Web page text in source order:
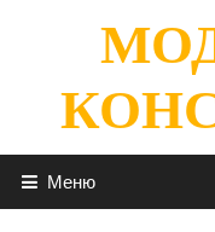
содержимому
Меню